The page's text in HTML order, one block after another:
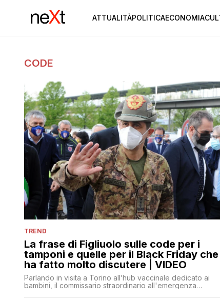
ATTUALITÀPOLITICAECONOMIA
CODE
TREND
La frase di Figliuolo sulle code per i
tamponi e quelle per il Black Friday che
ha fatto molto discutere | VIDEO
Parlando in visita a Torino all’hub vaccinale dedicato ai
bambini, il commissario straordinario all'emergenza